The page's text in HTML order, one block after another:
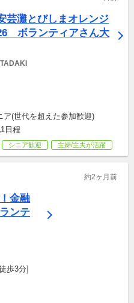
芸灘とびしまオレンジ
　ボランティアさん大
(世代を超えた参加歓迎)
日程
シニア歓迎 主婦/主夫が活躍
約2ヶ月前
金融
ンテ
歩3分]